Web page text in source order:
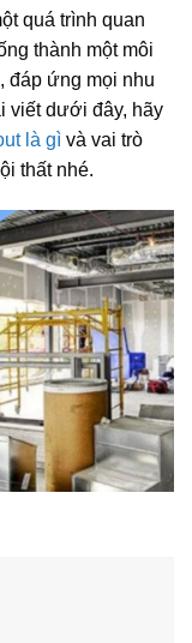
quá trình quan
thành một môi
đáp ứng mọi nhu
viết dưới đây, hãy
là gì và vai trò
thất nhé.